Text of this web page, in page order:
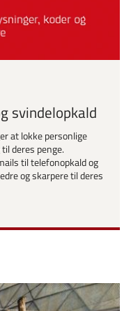
svindelopkald
at lokke personlige
deres penge.
til telefonopkald og
og skarpere til deres